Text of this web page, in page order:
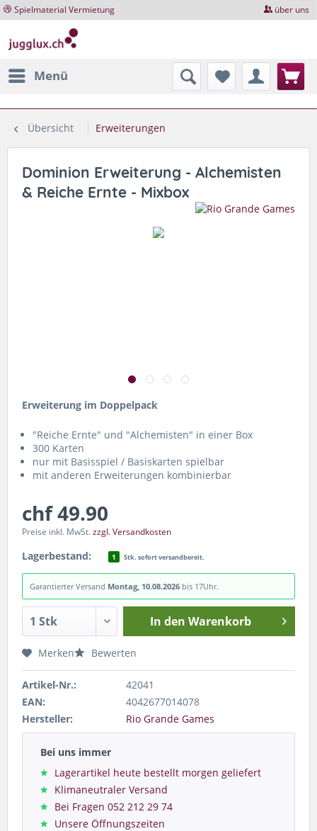
Spielmaterial Vermietung über uns
Menü
Übersicht Erweiterungen
Dominion Erweiterung - Alchemisten
& Reiche Ernte - Mixbox
Erweiterung im Doppelpack
"Reiche Ernte" und "Alchemisten" in einer Box
300 Karten
nur mit Basisspiel / Basiskarten spielbar
mit anderen Erweiterungen kombinierbar
chf 49.90
Preise inkl. MwSt.zzgl. Versandkosten
Lagerbestand: 1 Stk. sofort versandbereit.
Garantierter Versand Montag, 10.08.2026 bis 17Uhr.
In den Warenkorb
Merken Bewerten
Artikel-Nr.:
42041
EAN:
4042677014078
Hersteller:
Rio Grande Games
Bei uns immer
Lagerartikel heute bestellt morgen geliefert
Klimaneutraler Versand
Bei Fragen 052 212 29 74
Unsere Öffnungszeiten